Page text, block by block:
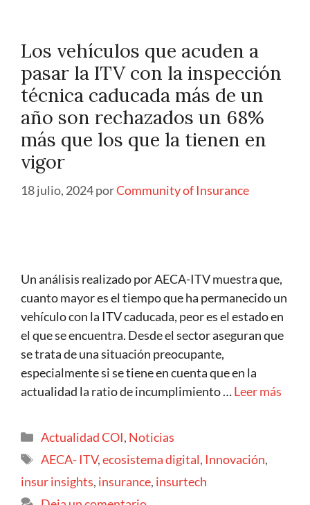
Los vehículos que acuden a
pasar la ITV con la inspección
técnica caducada más de un
año son rechazados un 68%
más que los que la tienen en
vigor
18 julio, 2024porCommunity of Insurance
Un análisis realizado por AECA-ITV muestra que,
cuanto mayor es el tiempo que ha permanecido un
vehículo con la ITV caducada, peor es el estado en
el que se encuentra. Desde el sector aseguran que
se trata de una situación preocupante,
especialmente si se tiene en cuenta que en la
actualidad la ratio de incumplimiento …Leer más
Actualidad COI, Noticias
AECA- ITV,ecosistema digital, Innovación,
insur insights, insurance, insurtech